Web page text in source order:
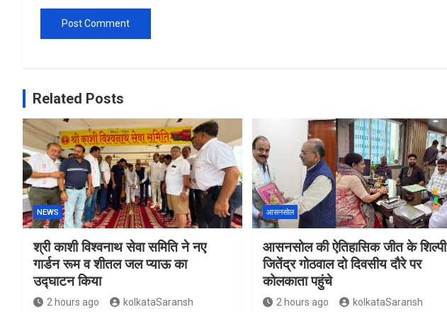
Related Posts
NEWS
श्री काशी विश्वनाथ सेवा समिति ने नए
गार्डन रूम व शीतल जल प्याऊ का
उद्घाटन किया
2 hours ago kolkataSaransh
आसनसोल
आसनसोल की ऐतिहासिक जीत के शिल्पी
जितेंद्र गोठवाल दो दिवसीय दौरे पर
कोलकाता पहुंचे
2 hours ago kolkataSaransh